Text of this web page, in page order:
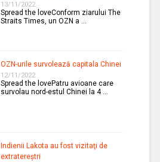
13/11/2022
Spread the loveConform ziarului The
Straits Times, un OZN a …
OZN-urile survolează capitala Chinei
12/11/2022
Spread the lovePatru avioane care
survolau nord-estul Chinei la 4 …
Indienii Lakota au fost vizitaţi de
extratereştri